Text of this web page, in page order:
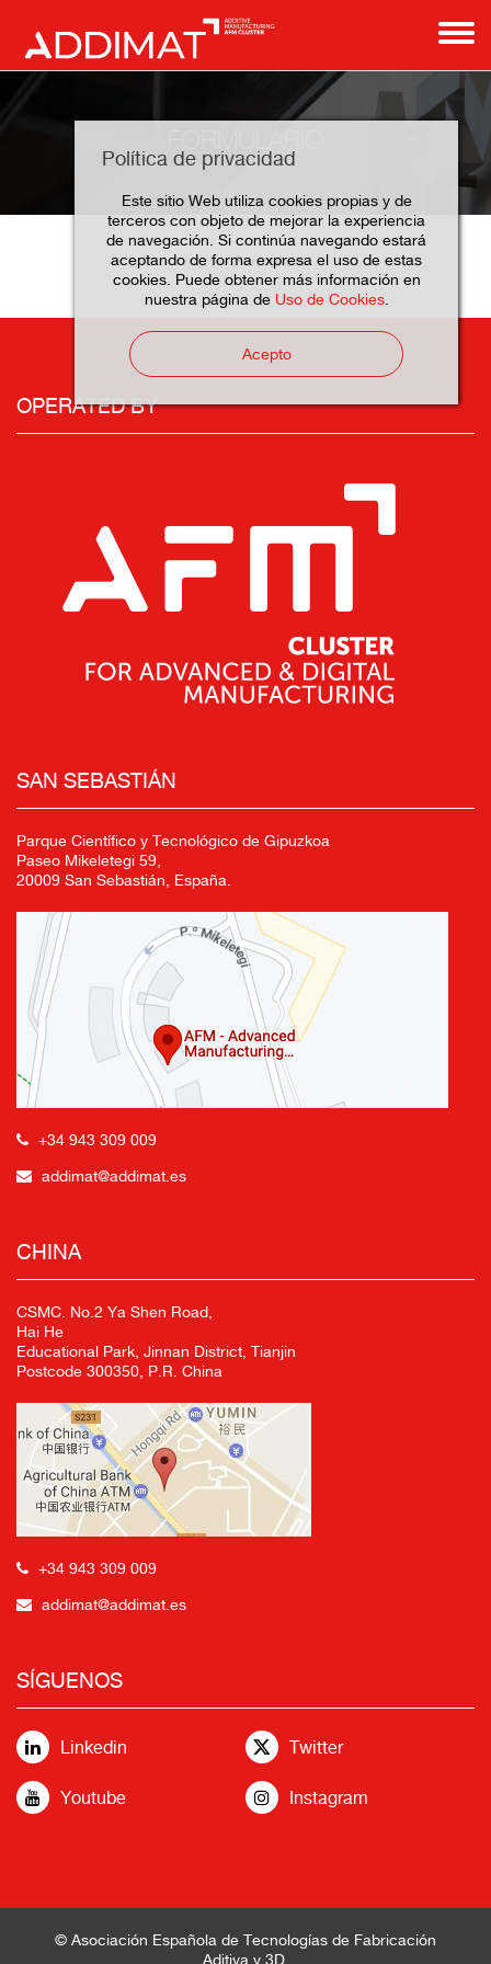
Política de privacidad
Este sitio Web utiliza cookies propias y de
terceros con objeto de mejorar la experiencia
de navegación. Si continúa navegando estará
aceptando de forma expresa el uso de estas
cookies. Puede obtener más información en
nuestra página de Uso de Cookies.
Acepto
Home Formulario
OPERATED BY
SAN SEBASTIÁN
Parque Científico y Tecnológico de Gipuzkoa
Paseo Mikeletegi 59,
20009 San Sebastián, España.
+34 943 309 009
addimat@addimat.es
CHINA
CSMC. No.2 Ya Shen Road,
Hai He
Educational Park, Jinnan District, Tianjin
Postcode 300350, P.R. China
+34 943 309 009
addimat@addimat.es
SÍGUENOS
Linkedin Twitter
Youtube Instagram
© Asociación Española de Tecnologías de Fabricación
Aditiva y 3D.